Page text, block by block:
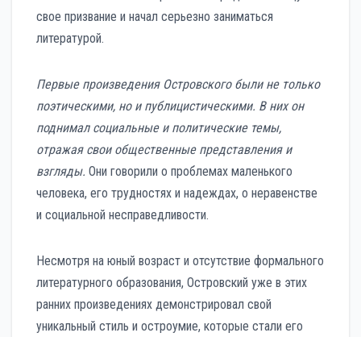
свое призвание и начал серьезно заниматься
литературой.
Первые произведения Островского были не только
поэтическими, но и публицистическими. В них он
поднимал социальные и политические темы,
отражая свои общественные представления и
взгляды. Они говорили о проблемах маленького
человека, его трудностях и надеждах, о неравенстве
и социальной несправедливости.
Несмотря на юный возраст и отсутствие формального
литературного образования, Островский уже в этих
ранних произведениях демонстрировал свой
уникальный стиль и остроумие, которые стали его